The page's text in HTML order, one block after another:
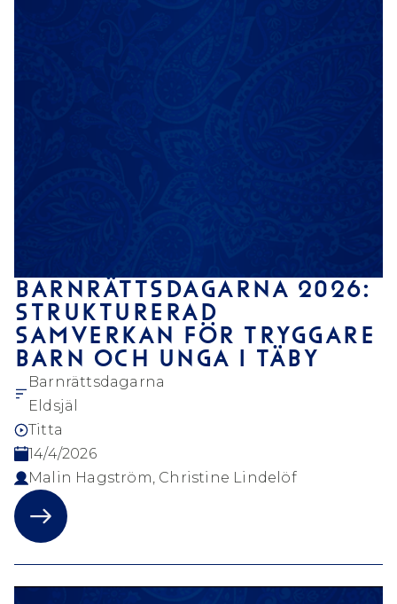
BARNRÄTTSDAGARNA 2026:
STRUKTURERAD
SAMVERKAN FÖR TRYGGARE
BARN OCH UNGA I TÄBY
Barnrättsdagarna
Eldsjäl
Titta
14/4/2026
Malin Hagström, Christine Lindelöf